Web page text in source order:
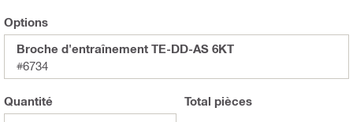
Options
Broche d'entraînement TE-DD-AS 6KT
#6734
Quantité Total pièces